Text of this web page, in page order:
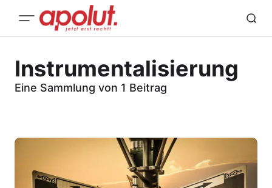
Instrumentalisierung
Eine Sammlung von 1 Beitrag